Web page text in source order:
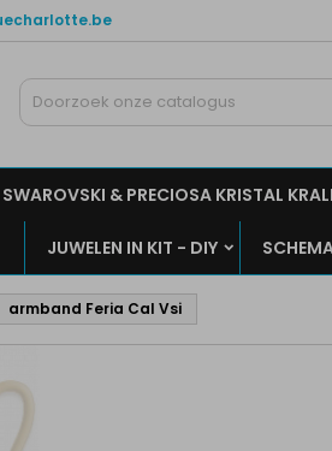
SWAROVSKI & PRECIOSA KRISTAL
JUWELEN IN KIT - DIY
armband Feria Cal Vsi
verlanglijsten
Maak een lijst
een verlanglijst
ingelogd zijn om producten in uw